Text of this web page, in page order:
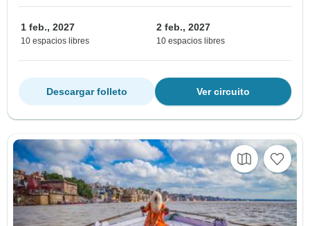
1 feb., 2027
10 espacios libres
2 feb., 2027
10 espacios libres
Ver circuito
Descargar folleto